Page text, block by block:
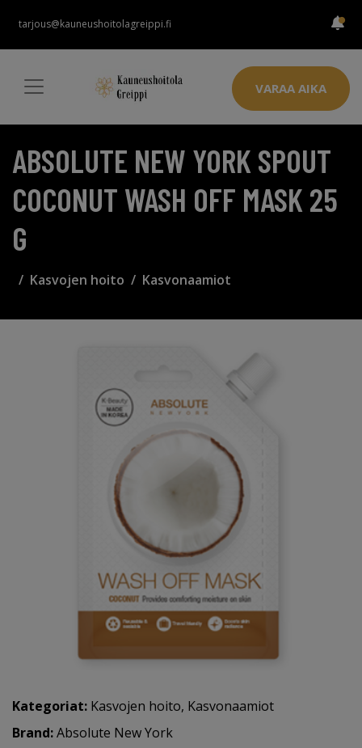
tarjous@kauneushoitolagreippi.fi
VARAA AIKA
ABSOLUTE NEW YORK SPOUT
COCONUT WASH OFF MASK 25
G
Kasvojen hoito Kasvonaamiot
Kategoriat: Kasvojen hoito, Kasvonaamiot
Brand:Absolute New York